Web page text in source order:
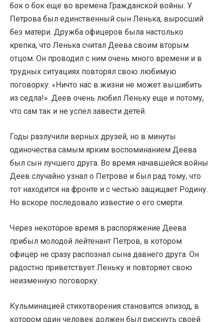
бок о бок еще во времена Гражданской войны. У
Петрова был единственный сын Ленька, выросший
без матери. Дружба офицеров была настолько
крепка, что Ленька считал Деева своим вторым
отцом. Он проводил с ним очень много времени и в
трудных ситуациях повторял свою любимую
поговорку: «Ничто нас в жизни не может вышибить
из седла!». Деев очень любил Леньку еще и потому,
что сам так и не успел завести детей.
Годы разлучили верных друзей, но в минуты
одиночества самым ярким воспоминанием Деева
был сын лучшего друга. Во время начавшейся войны
Деев случайно узнал о Петрове и был рад тому, что
тот находится на фронте и с честью защищает Родину.
Но вскоре последовало известие о его смерти.
Через некоторое время в распоряжение Деева
прибыл молодой лейтенант Петров, в котором
офицер не сразу распознал сына давнего друга. Он
радостно приветствует Леньку и повторяет свою
неизменную поговорку.
Кульминацией стихотворения становится эпизод, в
котором один человек должен был рискнуть своей